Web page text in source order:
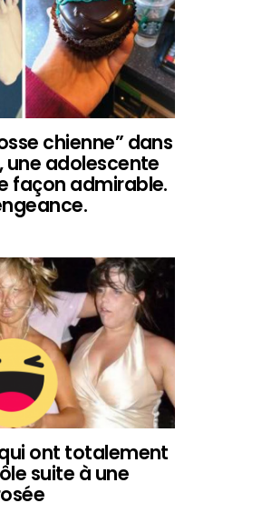
chienne” dans
une adolescente
façon admirable.
ont totalement
suite à une